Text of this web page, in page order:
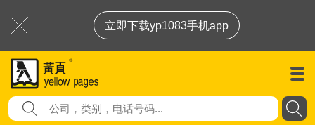
立即下载yp1083手机app